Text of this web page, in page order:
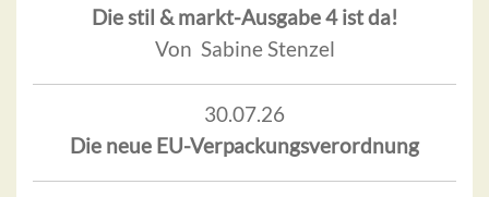
Die stil & markt-Ausgabe 4 ist da!
Von Sabine Stenzel
30.07.26
Die neue EU-Verpackungsverordnung